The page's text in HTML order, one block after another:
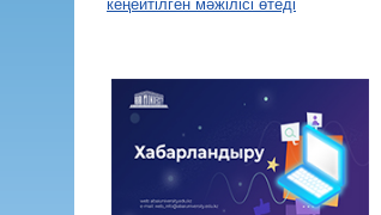
кеңейтілген мәжілісі өтеді